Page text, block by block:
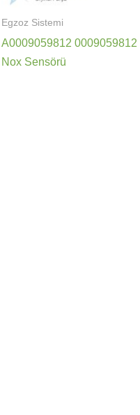
Egzoz Sistemi
A0009059812 0009059812
Nox Sensörü